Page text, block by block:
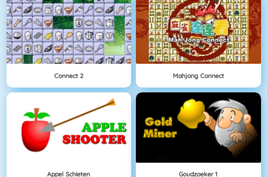
Connect 2 Mahjong Connect
Appel Schieten Goudzoeker 1